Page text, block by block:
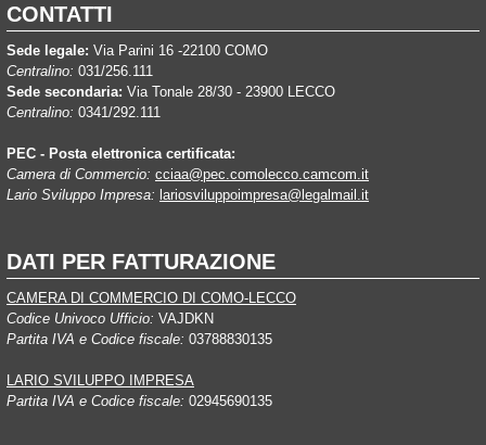
CONTATTI
Sede legale: Via Parini 16 -22100 COMO
Centralino: 031/256.111
Sede secondaria: Via Tonale 28/30 - 23900 LECCO
Centralino: 0341/292.111
PEC - Posta elettronica certificata:
Camera di Commercio: cciaa@pec.comolecco.camcom.it
Lario Sviluppo Impresa: lariosviluppoimpresa@legalmail.it
DATI PER FATTURAZIONE
CAMERA DI COMMERCIO DI COMO-LECCO
Codice Univoco Ufficio: VAJDKN
Partita IVA e Codice fiscale: 03788830135
LARIO SVILUPPO IMPRESA
Partita IVA e Codice fiscale: 02945690135